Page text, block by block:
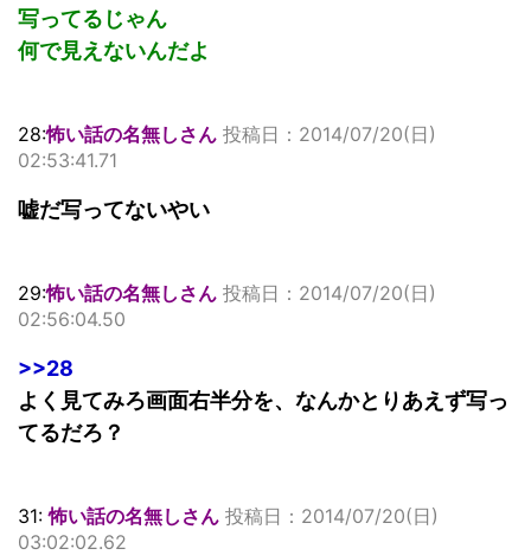
写ってるじゃん
何で見えないんだよ
28:怖い話の名無しさん 投稿日：2014/07/20(日)
02:53:41.71
嘘だ写ってないやい
29:怖い話の名無しさん 投稿日：2014/07/20(日)
02:56:04.50
>>28
よく見てみろ画面右半分を、なんかとりあえず写っ
てるだろ？
31:怖い話の名無しさん 投稿日：2014/07/20(日)
03:02:02.62